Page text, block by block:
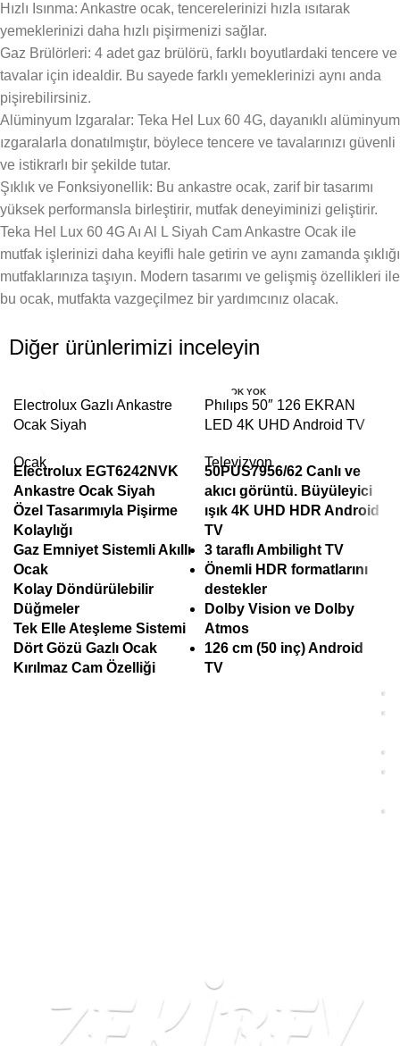
Hızlı Isınma: Ankastre ocak, tencerelerinizi hızla ısıtarak
yemeklerinizi daha hızlı pişirmenizi sağlar.
Gaz Brülörleri: 4 adet gaz brülörü, farklı boyutlardaki tencere ve
tavalar için idealdir. Bu sayede farklı yemeklerinizi aynı anda
pişirebilirsiniz.
Alüminyum Izgaralar: Teka Hel Lux 60 4G, dayanıklı alüminyum
ızgaralarla donatılmıştır, böylece tencere ve tavalarınızı güvenli
ve istikrarlı bir şekilde tutar.
Şıklık ve Fonksiyonellik: Bu ankastre ocak, zarif bir tasarımı
yüksek performansla birleştirir, mutfak deneyiminizi geliştirir.
Teka Hel Lux 60 4G Aı Al L Siyah Cam Ankastre Ocak ile
mutfak işlerinizi daha keyifli hale getirin ve aynı zamanda şıklığı
mutfaklarınıza taşıyın. Modern tasarımı ve gelişmiş özellikleri ile
bu ocak, mutfakta vazgeçilmez bir yardımcınız olacak.
Diğer ürünlerimizi inceleyin
Electrolux Gazlı Ankastre
Ocak Siyah
Ocak
Electrolux EGT6242NVK
Ankastre Ocak Siyah
Özel Tasarımıyla Pişirme
Kolaylığı
Gaz Emniyet Sistemli Akıllı
Ocak
Kolay Döndürülebilir
Düğmeler
Tek Elle Ateşleme Sistemi
Dört Gözü Gazlı Ocak
Kırılmaz Cam Özelliği
STOK YOK
Phılıps 50″ 126 EKRAN
LED 4K UHD Android TV
Televizyon
50PUS7956/62 Canlı ve
akıcı görüntü. Büyüleyici
ışık 4K UHD HDR Android
TV
3 taraflı Ambilight TV
Önemli HDR formatlarını
destekler
Dolby Vision ve Dolby
Atmos
126 cm (50 inç) Android
TV